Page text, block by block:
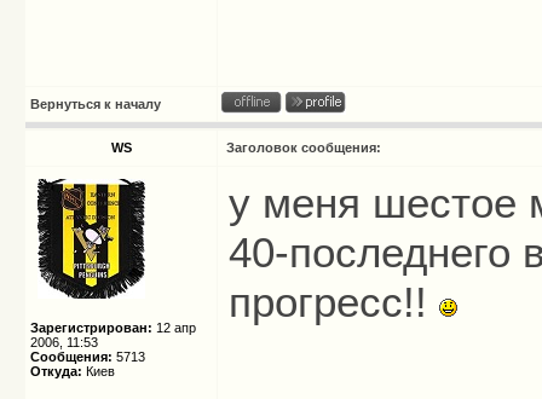
Вернуться к началу
WS Заголовок сообщения:
Зарегистрирован: 12 апр
2006, 11:53
Сообщения: 5713
Откуда: Киев
у меня шестое
40-последнего
прогресс!!